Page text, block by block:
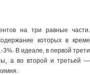
на три равные части.
которых в креме
В идеале, в первой трети
а во второй и третьей —